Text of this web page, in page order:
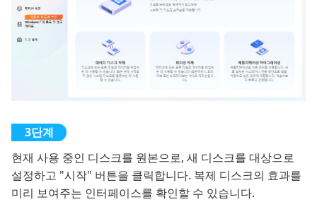
현재 사용 중인 디스크를 원본으로, 새 디스크를 대상으로
설정하고 "시작" 버튼을 클릭합니다. 복제 디스크의 효과를
미리 보여주는 인터페이스를 확인할 수 있습니다.